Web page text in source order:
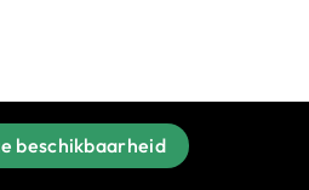
beschikbaarheid